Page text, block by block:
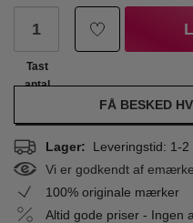
Tast
antal
FÅ BESKED
Lager: Leveringstid: 1-2
Vi er godkendt af
100% originale mærker
Altid gode priser - Ingen